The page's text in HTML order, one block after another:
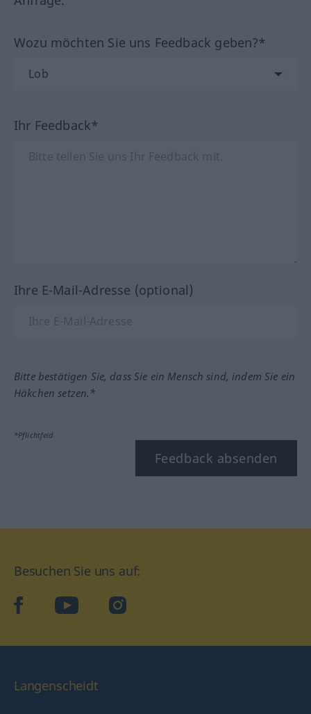
Wozu möchten Sie uns Feedback geben?*
Ihr Feedback*
Ihre E-Mail-Adresse (optional)
Bitte bestätigen Sie, dass Sie ein Mensch sind, indem Sie ein
Häkchen setzen.*
*Pflichtfeld
Feedback absenden
Besuchen Sie uns auf:
facebookYouTube Instagram
Langenscheidt